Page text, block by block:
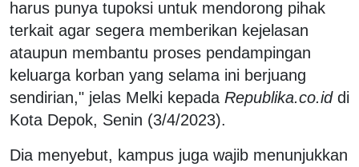
harus punya tupoksi untuk mendorong pihak
terkait agar segera memberikan kejelasan
ataupun membantu proses pendampingan
keluarga korban yang selama ini berjuang
sendirian," jelas Melki kepada Republika.co.iddi
Kota Depok, Senin (3/4/2023).
Dia menyebut, kampus juga wajib menunjukkan